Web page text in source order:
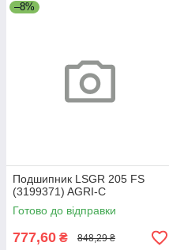
–8%
Подшипник LSGR 205 FS
(3199371) AGRI-C
Готово до відправки
777,60 ₴ 848,29 ₴